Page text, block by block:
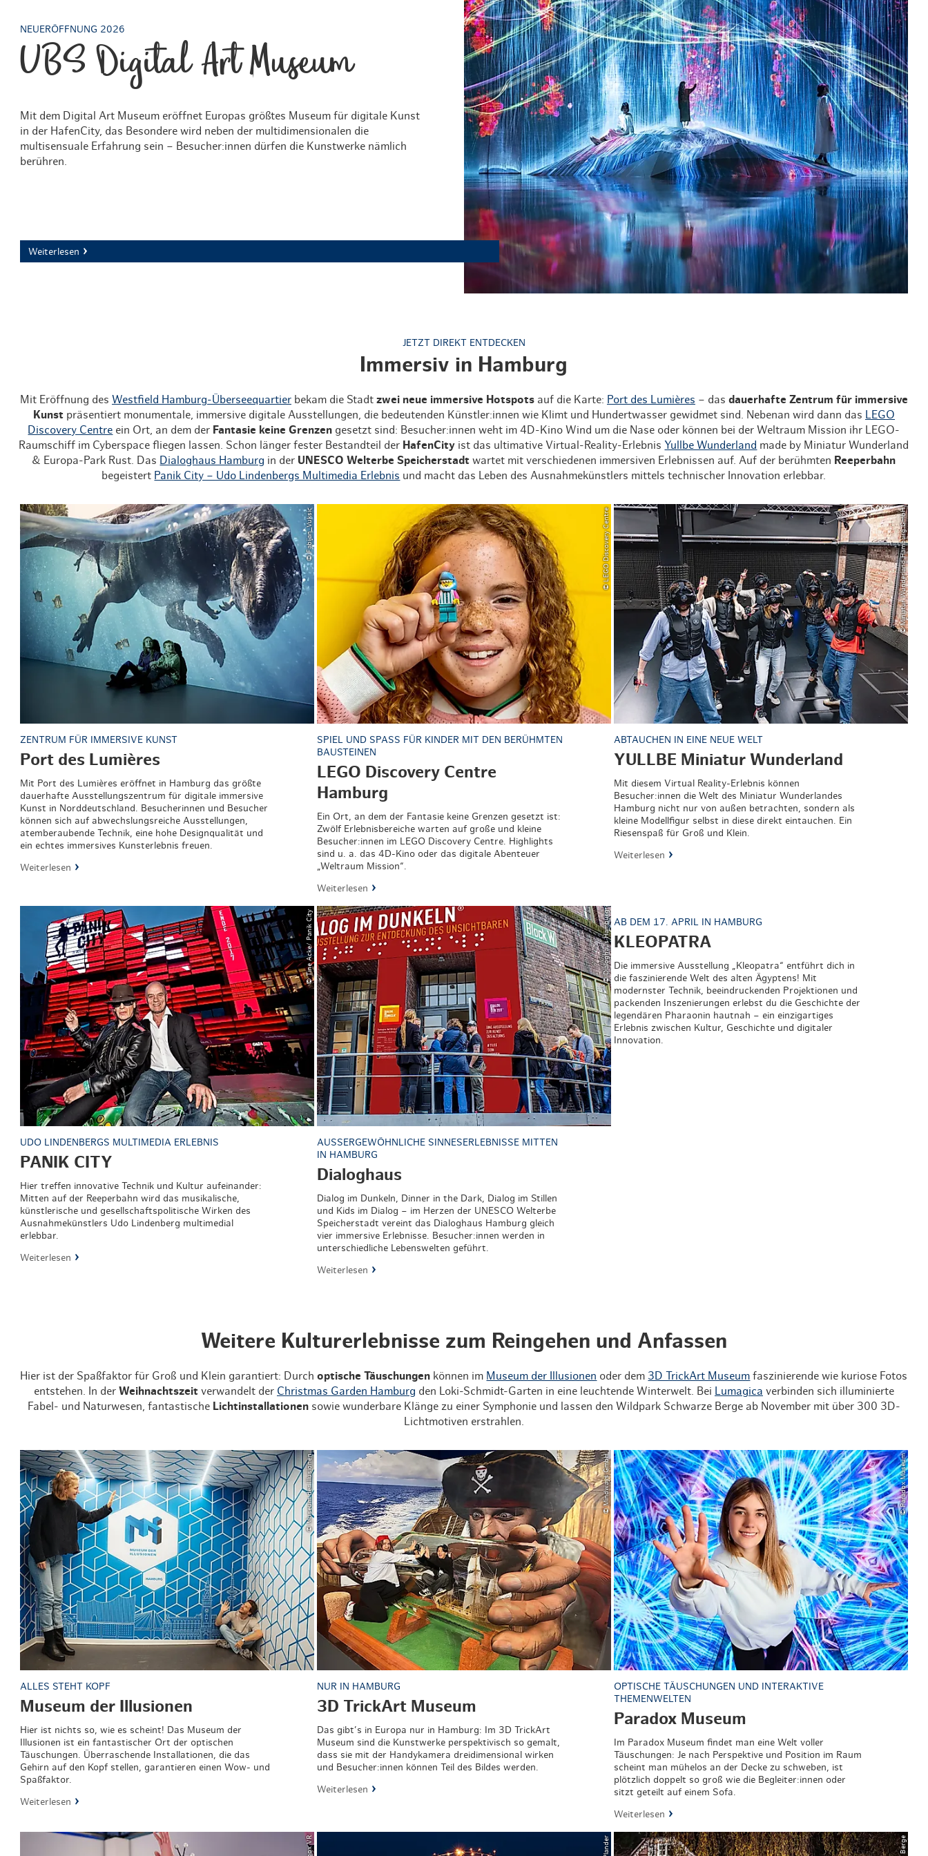
Weihnachten mit Bibi & Tina
NEUERÖFFNUNG 2026
UBS Digital Art Museum
Mit dem Digital Art Museum eröffnet Europas größtes Museum für digitale Kunst
in der HafenCity, das Besondere wird neben der multidimensionalen die
multisensuale Erfahrung sein – Besucher:innen dürfen die Kunstwerke nämlich
berühren.
Weiterlesen
JETZT DIREKT ENTDECKEN
Immersiv in Hamburg
Mit Eröffnung des Westfield Hamburg-Überseequartierbekam die Stadt zwei neue immersive Hotspotsauf die Karte: Port des Lumières – das dauerhafte Zentrum für immersive
Kunstpräsentiert monumentale, immersive digitale Ausstellungen, die bedeutenden Künstler:innen wie Klimt und Hundertwasser gewidmet sind. Nebenan wird dann das
LEGO
Discovery Centre ein Ort, an dem der Fantasie keine Grenzen gesetzt sind: Besucher:innen weht im 4D-Kino Wind um die Nase oder können bei der Weltraum Mission ihr LEGO-
Raumschiff im Cyberspace fliegen lassen. Schon länger fester Bestandteil der HafenCity ist das ultimative Virtual-Reality-Erlebnis Yullbe Wunderland made by Miniatur Wunderland
& Europa-Park Rust. Das
Dialoghaus Hamburg in der UNESCO Welterbe Speicherstadt wartet mit verschiedenen immersiven Erlebnissen auf. Auf der berühmten Reeperbahn
begeistert Panik City – Udo Lindenbergs Multimedia Erlebnis und macht das Leben des Ausnahmekünstlers mittels technischer Innovation erlebbar.
© Fabijan_Vuksic
ZENTRUM FÜR IMMERSIVE KUNST
Port des Lumières
Mit Port des Lumières eröffnet in Hamburg das größte
dauerhafte Ausstellungszentrum für digitale immersive
Kunst in Norddeutschland. Besucherinnen und Besucher
können sich auf abwechslungsreiche Ausstellungen,
atemberaubende Technik, eine hohe Designqualität und
ein echtes immersives Kunsterlebnis freuen.
Weiterlesen
© LEGO Discovery Centre
SPIEL UND SPASS FÜR KINDER MIT DEN BERÜHMTEN B
AUSTEINEN
LEGO Discovery Centre
Hamburg
Ein Ort, an dem der Fantasie keine Grenzen gesetzt ist:
Zwölf Erlebnisbereiche warten auf große und kleine
Besucher:innen im LEGO Discovery Centre. Highlights
sind u. a. das 4D-Kino oder das digitale Abenteuer
„Weltraum Mission“.
Weiterlesen
© Miniatur Wunderland Hamburg GmbH
ABTAUCHEN IN EINE NEUE WELT
YULLBE Miniatur Wunderland
Mit diesem Virtual Reality-Erlebnis können
Besucher:innen die Welt des Miniatur Wunderlandes
Hamburg nicht nur von außen betrachten, sondern als
kleine Modellfigur selbst in diese direkt eintauchen. Ein
Riesenspaß für Groß und Klein.
Weiterlesen
© Tine Acke/ Panik City
UDO LINDENBERGS MULTIMEDIA ERLEBNIS
PANIK CITY
Hier treffen innovative Technik und Kultur aufeinander:
Mitten auf der Reeperbahn wird das musikalische,
künstlerische und gesellschaftspolitische Wirken des
Ausnahmekünstlers Udo Lindenberg multimedial
erlebbar.
Weiterlesen
© Dialoghaus Hamburg
AUSSERGEWÖHNLICHE SINNESERLEBNISSE MITTEN I
N HAMBURG
Dialoghaus
Dialog im Dunkeln, Dinner in the Dark, Dialog im Stillen
und Kids im Dialog – im Herzen der UNESCO Welterbe
Speicherstadt vereint das Dialoghaus Hamburg gleich
vier immersive Erlebnisse. Besucher:innen werden in
unterschiedliche Lebenswelten geführt.
Weiterlesen
AB DEM 17. APRIL IN HAMBURG
KLEOPATRA
Die immersive Ausstellung „Kleopatra“ entführt dich in
die faszinierende Welt des alten Ägyptens! Mit
modernster Technik, beeindruckenden Projektionen und
packenden Inszenierungen erlebst du die Geschichte der
legendären Pharaonin hautnah – ein einzigartiges
Erlebnis zwischen Kultur, Geschichte und digitaler
Innovation.
Weitere Kulturerlebnisse zum Reingehen und Anfassen
Hier ist der Spaßfaktor für Groß und Klein garantiert: Durchoptische Täuschungen können im Museum der Illusionen oder dem 3D TrickArt Museum faszinierende wie kuriose Fotos
entstehen. In der Weihnachtszeitverwandelt der Christmas Garden Hamburg den Loki-Schmidt-Garten in eine leuchtende Winterwelt. Bei Lumagica verbinden sich illuminierte
Fabel- und Naturwesen, fantastische Lichtinstallationensowie wunderbare Klänge zu einer Symphonie und lassen den Wildpark Schwarze Berge ab November mit über 300 3D-
Lichtmotiven erstrahlen.
© Museum der Illusionen
ALLES STEHT KOPF
Museum der Illusionen
Hier ist nichts so, wie es scheint! Das Museum der
Illusionen ist ein fantastischer Ort der optischen
Täuschungen. Überraschende Installationen, die das
Gehirn auf den Kopf stellen, garantieren einen Wow- und
Spaßfaktor.
Weiterlesen
© Mindways GmbH
NUR IN HAMBURG
3D TrickArt Museum
Das gibt’s in Europa nur in Hamburg: Im 3D TrickArt
Museum sind die Kunstwerke perspektivisch so gemalt,
dass sie mit der Handykamera dreidimensional wirken
und Besucher:innen können Teil des Bildes werden.
Weiterlesen
© Paradox Museum
OPTISCHE TÄUSCHUNGEN UND INTERAKTIVE
THEMENWELTEN
Paradox Museum
Im Paradox Museum findet man eine Welt voller
Täuschungen: Je nach Perspektive und Position im Raum
scheint man mühelos an der Decke zu schweben, ist
plötzlich doppelt so groß wie die Begleiter:innen oder
sitzt geteilt auf einem Sofa.
Weiterlesen